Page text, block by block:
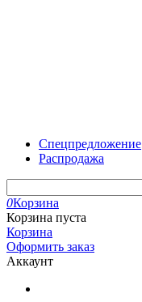
Спецпредложение
Распродажа
0Корзина
Корзина пуста
Корзина
Оформить заказ
Аккаунт